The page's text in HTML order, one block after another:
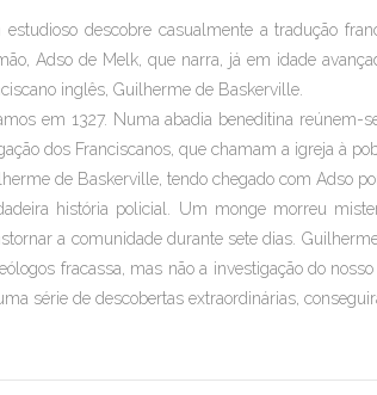
estudioso descobre casualmente a tradução
Adso de Melk, que narra, já em idade
inglês, Guilherme de Baskerville.
em 1327. Numa abadia beneditina reúnem-
dos Franciscanos, que chamam a igreja à
de Baskerville, tendo chegado com Adso
história policial. Um monge morreu
a comunidade durante sete dias.
fracassa, mas não a investigação do
série de descobertas extraordinárias,